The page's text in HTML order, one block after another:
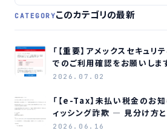
CATEGORYこのカテゴリの最新
「【重要】アメックスセキュリ
でのご利用確認をお願いしま
メールです
2026.07.02
「【e-Tax】未払い税金のお
ィッシング詐欺 ― 見分け方
2026.06.16